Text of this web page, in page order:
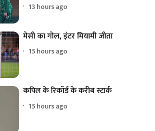
13 hours ago
मेसी का गोल, इंटर मियामी जीता
15 hours ago
कपिल के रिकॉर्ड के करीब स्टार्क
15 hours ago